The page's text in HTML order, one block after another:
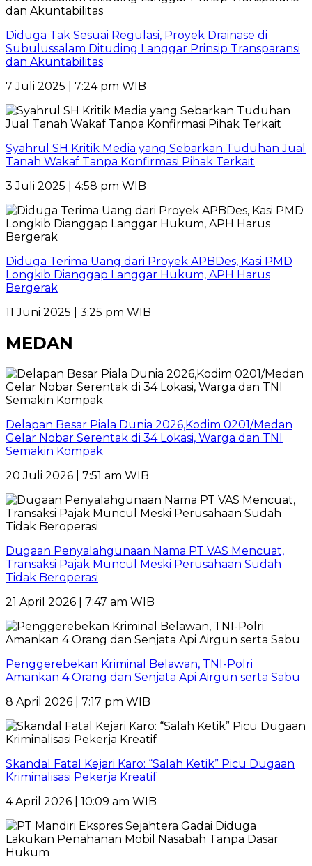
Diduga Tak Sesuai Regulasi, Proyek Drainase di
Subulussalam Dituding Langgar Prinsip Transparansi
dan Akuntabilitas
7 Juli 2025 | 7:24 pm WIB
Syahrul SH Kritik Media yang Sebarkan Tuduhan Jual
Tanah Wakaf Tanpa Konfirmasi Pihak Terkait
3 Juli 2025 | 4:58 pm WIB
Diduga Terima Uang dari Proyek APBDes, Kasi PMD
Longkib Dianggap Langgar Hukum, APH Harus
Bergerak
11 Juni 2025 | 3:25 pm WIB
MEDAN
Delapan Besar Piala Dunia 2026,Kodim 0201/Medan
Gelar Nobar Serentak di 34 Lokasi, Warga dan TNI
Semakin Kompak
20 Juli 2026 | 7:51 am WIB
Dugaan Penyalahgunaan Nama PT VAS Mencuat,
Transaksi Pajak Muncul Meski Perusahaan Sudah
Tidak Beroperasi
21 April 2026 | 7:47 am WIB
Penggerebekan Kriminal Belawan, TNI-Polri
Amankan 4 Orang dan Senjata Api Airgun serta Sabu
8 April 2026 | 7:17 pm WIB
Skandal Fatal Kejari Karo: “Salah Ketik” Picu Dugaan
Kriminalisasi Pekerja Kreatif
4 April 2026 | 10:09 am WIB